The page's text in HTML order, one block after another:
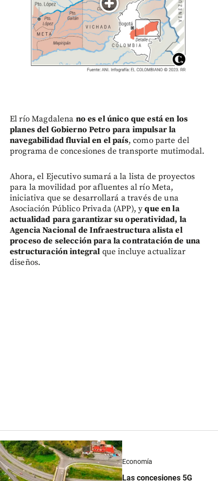
El río Magdalena no es el único que está en los
planes del Gobierno Petro para impulsar la
navegabilidad fluvial en el país, como parte del
programa de concesiones de transporte mutimodal.
Ahora, el Ejecutivo sumará a la lista de proyectos
para la movilidad por afluentes al río Meta,
iniciativa que se desarrollará a través de una
Asociación Público Privada (APP), yque en la
actualidad para garantizar su operatividad, la
Agencia Nacional de Infraestructura alista el
proceso de selección para la contratación de una
estructuración integral que incluye actualizar
diseños.
Economía
Las concesiones 5G